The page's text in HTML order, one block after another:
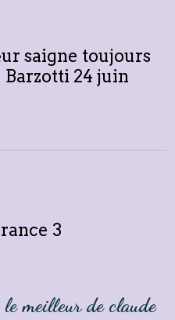
saigne toujours
24 juin
3
meilleur de claude